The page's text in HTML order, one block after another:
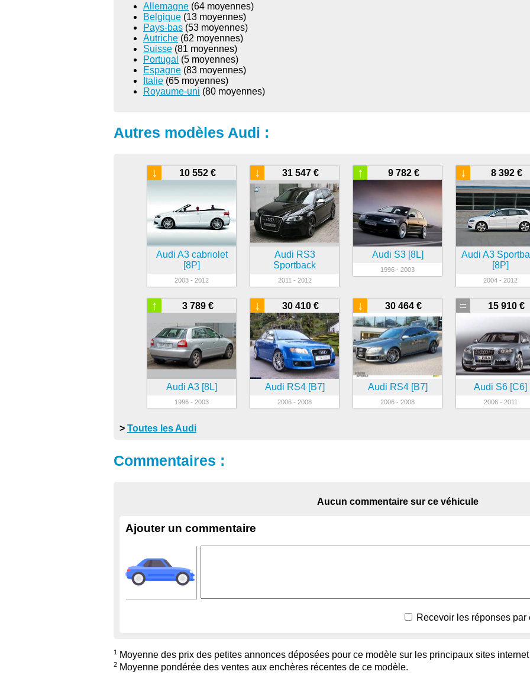
Allemagne (64 moyennes)
Belgique (13 moyennes)
Pays-bas (53 moyennes)
Autriche (62 moyennes)
Suisse (81 moyennes)
Portugal (5 moyennes)
Espagne (83 moyennes)
Italie (65 moyennes)
Royaume-uni (80 moyennes)
Autres modèles Audi :
10 552 €
↓
Audi A3 cabriolet
[8P]
2003 - 2012
31 547 €
↓
Audi RS3
Sportback
2011 - 2012
9 782 €
↑
Audi S3 [8L]
1996 - 2003
8 392 €
↓
Audi A3
[8P]
2004 - 2012
3 789 €
↑
Audi A3 [8L]
1996 - 2003
30 410 €
↓
Audi RS4 [B7]
2006 - 2008
30 464 €
↓
Audi RS4 [B7]
2006 - 2008
15 910 €
=
Audi S6 [C6]
2006 - 2011
> Toutes les Audi
Commentaires :
Aucun commentaire sur ce véhicule
Ajouter un commentaire
Recevoir les réponses par
1 Moyenne des prix des petites annonces déposées pour ce modèle sur les principaux sites
2 Moyenne pondérée des ventes aux enchères récentes de ce modèle.